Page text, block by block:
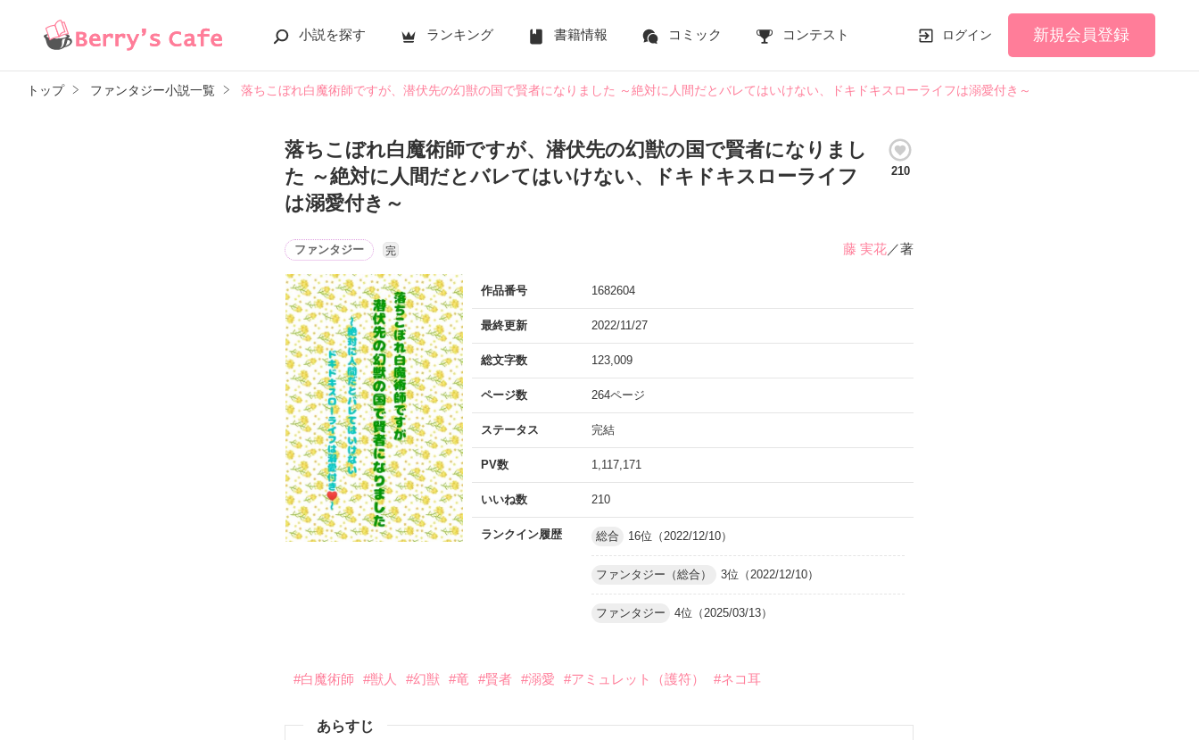
小説を探す ランキング 書籍情報 コミック コンテスト ログイン 新規会員登録
トップ ファンタジー小説一覧 落ちこぼれ白魔術師ですが、潜伏先の幻獣の国で賢者になりました ～絶対に人間だとバレてはいけない、ドキドキスローライフは溺愛付き～
落ちこぼれ白魔術師ですが、潜伏先の幻獣の国で賢者になりまし
た ～絶対に人間だとバレてはいけない、ドキドキスローライフ
は溺愛付き～
210
ファンタジー 完 藤 実花／著
作品番号 1682604
最終更新 2022/11/27
総文字数 123,009
ページ数 264ページ
ステータス 完結
PV数 1,117,171
いいね数 210
ランクイン履歴 総合 16位（2022/12/10）
ファンタジー（総合） 3位（2022/12/10）
ファンタジー 4位（2025/03/13）
#白魔術師 #獣人 #幻獣 #竜 #賢者 #溺愛 #アミュレット（護符） #ネコ耳
あらすじ